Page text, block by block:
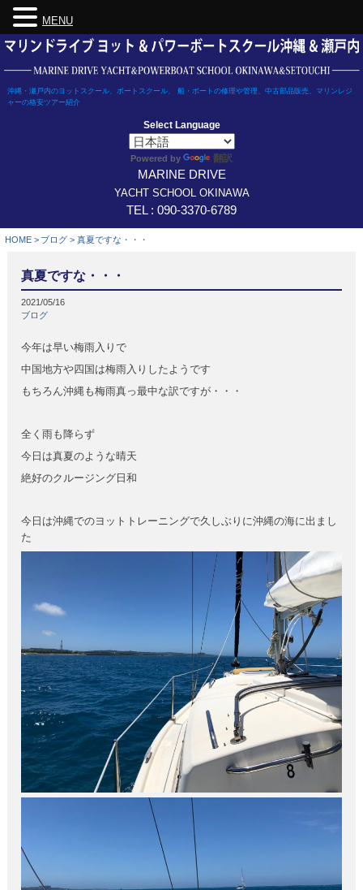
Skip
content
沖縄・瀬戸内のヨットスクール、ボートスクール、 船・ボートの修理や管理、中古部品販売、マリンレジ
ャーの格安ツアー紹介
Select Language
Powered by 翻訳
MARINE DRIVE
YACHT SCHOOL OKINAWA
TEL : 090-3370-6789
HOME > ブログ > 真夏ですな・・・
真夏ですな・・・
2021/05/16
ブログ
今年は早い梅雨入りで
中国地方や四国は梅雨入りしたようです
もちろん沖縄も梅雨真っ最中な訳ですが・・・
全く雨も降らず
今日は真夏のような晴天
絶好のクルージング日和
今日は沖縄でのヨットトレーニングで久しぶりに沖縄の海に出まし
た
MENU